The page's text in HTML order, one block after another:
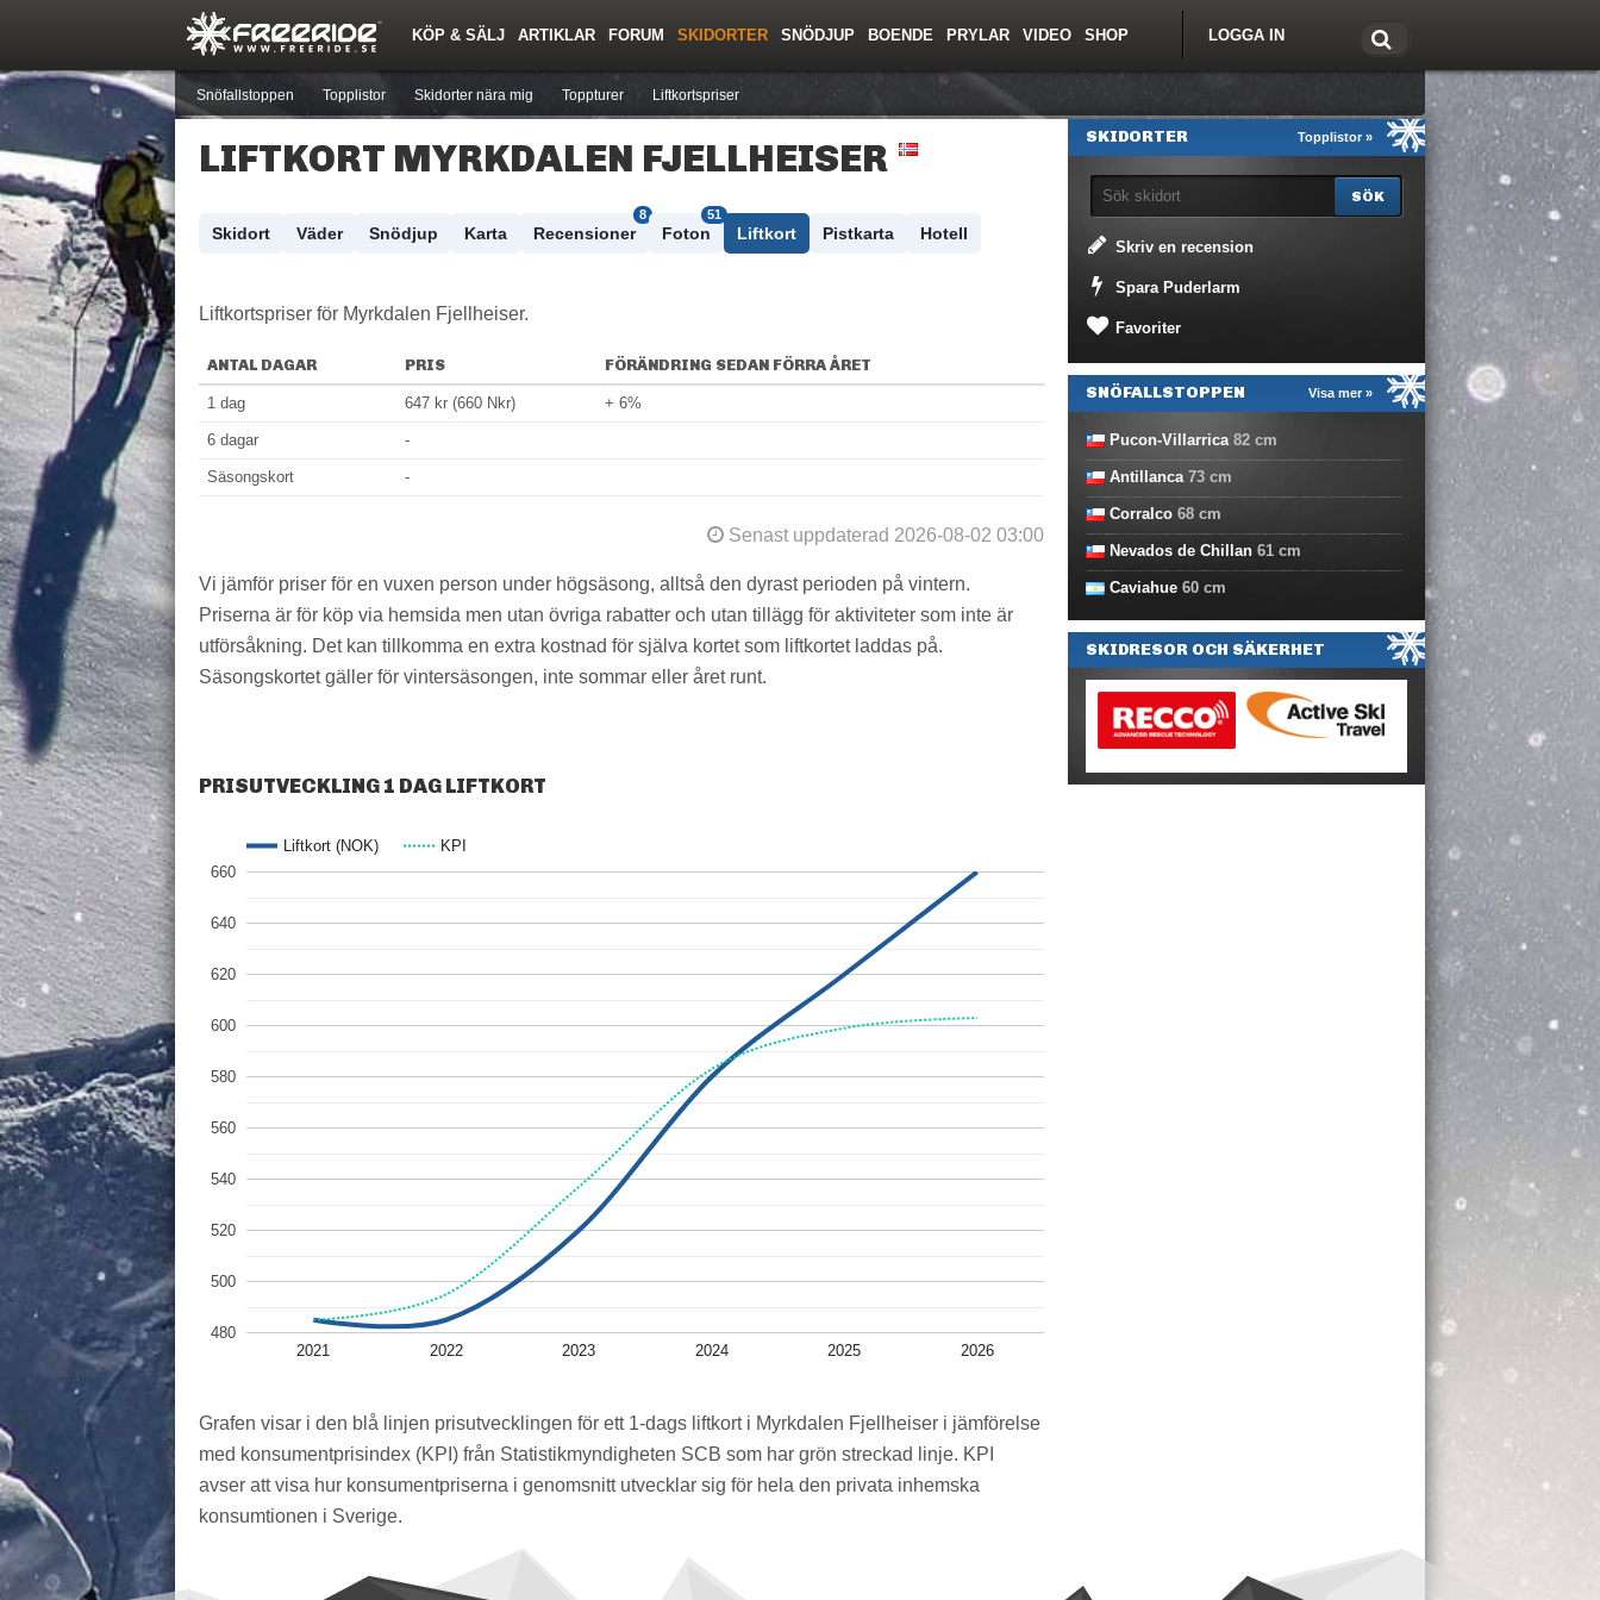
LOGGA IN
KÖP & SÄLJ ARTIKLAR
Nyheter Quiz Events
FORUM
Nya inlägg Forumlista
SKIDORTER
Snöfallstoppen Topplistor Skidorter nära mig Toppturer Liftkortspriser
SNÖDJUP BOENDE PRYLAR
Skidor Pjäxor
VIDEO
Årets Krasch
SHOP
LIFTKORT MYRKDALEN FJELLHEISER
Skidort Väder Snödjup Karta Recensioner
8
Foton
51
Liftkort Pistkarta Hotell
Liftkortspriser för Myrkdalen Fjellheiser.
ANTAL DAGAR PRIS FÖRÄNDRING SEDAN FÖRRA ÅRET
1 dag 647 kr (660 Nkr) + 6%
6 dagar -
Säsongskort -
Senast uppdaterad 2026-08-02 03:00
Vi jämför priser för en vuxen person under högsäsong, alltså den dyrast perioden på vintern.
Priserna är för köp via hemsida men utan övriga rabatter och utan tillägg för aktiviteter som inte är
utförsåkning. Det kan tillkomma en extra kostnad för själva kortet som liftkortet laddas på.
Säsongskortet gäller för vintersäsongen, inte sommar eller året runt.
PRISUTVECKLING 1 DAG LIFTKORT
Liftkort (NOK) KPI
2021 2022 2023 2024 2025 2026
480
500
520
540
560
580
600
620
640
660
Grafen visar i den blå linjen prisutvecklingen för ett 1-dags liftkort i Myrkdalen Fjellheiser i jämförelse
med konsumentprisindex (KPI) från Statistikmyndigheten SCB som har grön streckad linje. KPI
avser att visa hur konsumentpriserna i genomsnitt utvecklar sig för hela den privata inhemska
konsumtionen i Sverige.
Topplistor »
SKIDORTER
Skriv en recension
Spara Puderlarm
Favoriter
Visa mer »
SNÖFALLSTOPPEN
Pucon-Villarrica82 cm
Antillanca73 cm
Corralco 68 cm
Nevados de Chillan 61 cm
Caviahue 60 cm
SKIDRESOR OCH SÄKERHET